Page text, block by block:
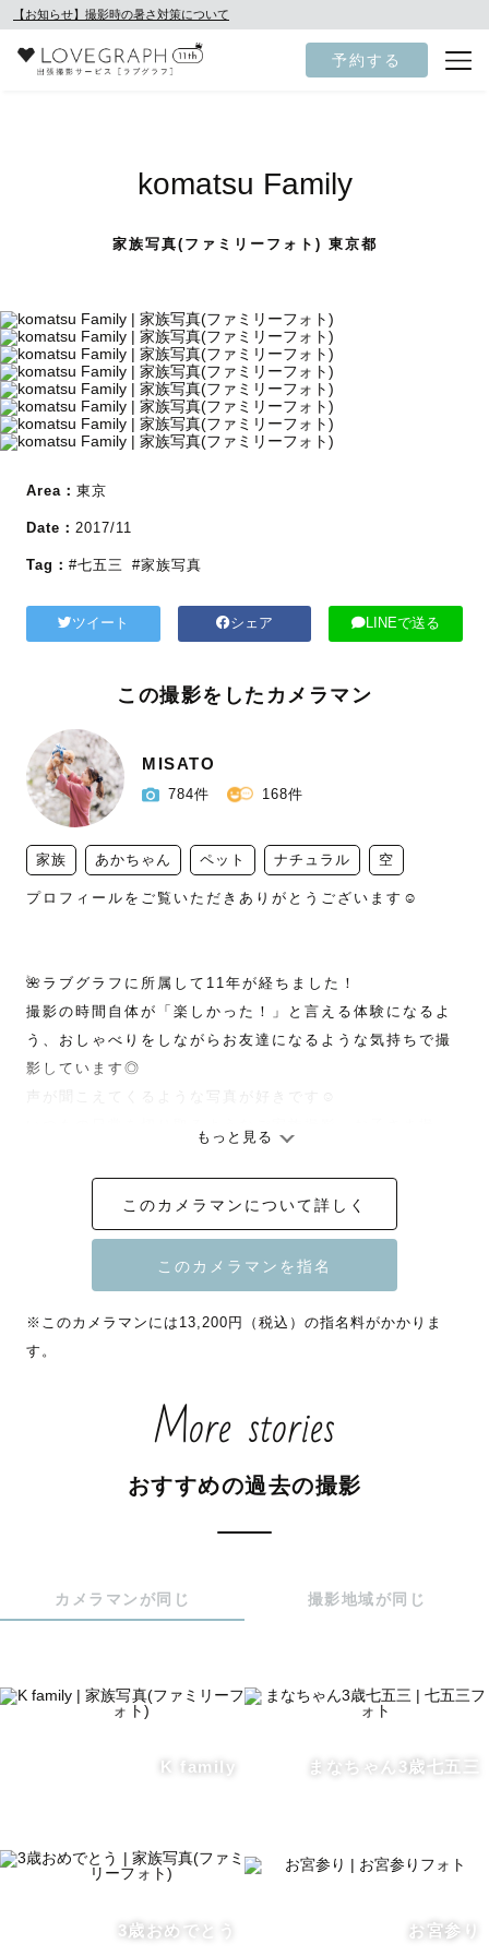
【お知らせ】撮影時の暑さ対策について
予約する
komatsu Family
家族写真(ファミリーフォト) 東京都
Area： 東京
Date： 2017/11
Tag： #七五三 #家族写真
ツイート シェア LINEで送る
この撮影をしたカメラマン
MISATO
784件 168件
家族 あかちゃん ペット ナチュラル 空
プロフィールをご覧いただきありがとうございます☺️
🌺ラブグラフに所属して11年が経ちました！
撮影の時間自体が「楽しかった！」と言える体験になるよ
う、おしゃべりをしながらお友達になるような気持ちで撮
影しています◎
声が聞こえてくるような写真が好きです☺️
人見知りのお子さまでも仲良くなれることが多いです☻
わんちゃんと一緒に暮らしています🐶
カメラマンが本業です◎
全国どこへでもそのハッピー切り取りに行きます！✈️
くださいませ。
約後にお時間調整をお願いする場合がございます。
※予定が×になっていても場所や時間により撮影できる場合
がございます。公式LINEよりお問い合わせください。
可能です、ご相談くださいませ。
※他社の出張サービスにも同じお名前のカメラマンがいら
もっと見る
このカメラマンについて詳しく
※このカメラマンには13,200円（税込）の指名料がかかりま
す。
More stories
おすすめの過去の撮影
カメラマンが同じ 撮影地域が同じ
K family まなちゃん3歳七五三
3歳おめでとう お宮参り